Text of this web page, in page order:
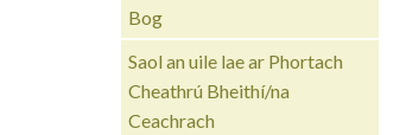
Bog
Saol an uile lae ar Phortach
Cheathrú Bheithí/na
Ceachrach